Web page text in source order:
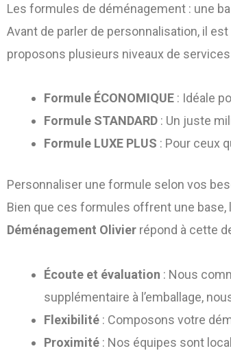
Les formules de déménagement : une
Avant de parler de personnalisation, il
proposons plusieurs niveaux de services
Formule ÉCONOMIQUE : Idéale
Formule STANDARD : Un juste
Formule LUXE PLUS : Pour ceux
Personnaliser une formule selon vos
Bien que ces formules offrent une
Déménagement Olivier répond à cette
Écoute et évaluation : Nous
supplémentaire à l’emballage,
Flexibilité : Composons votre
Proximité : Nos équipes sont